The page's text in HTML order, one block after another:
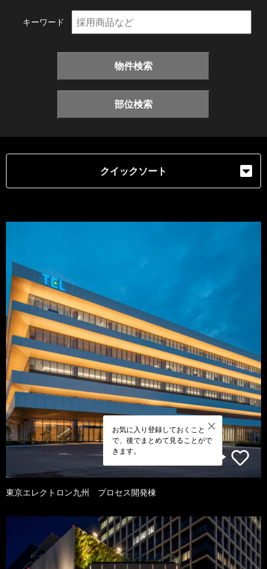
キーワード
物件検索
部位検索
クイックソート
お気に入り登録しておくこと
で、後でまとめて見ることがで
きます。
東京エレクトロン九州 プロセス開発棟